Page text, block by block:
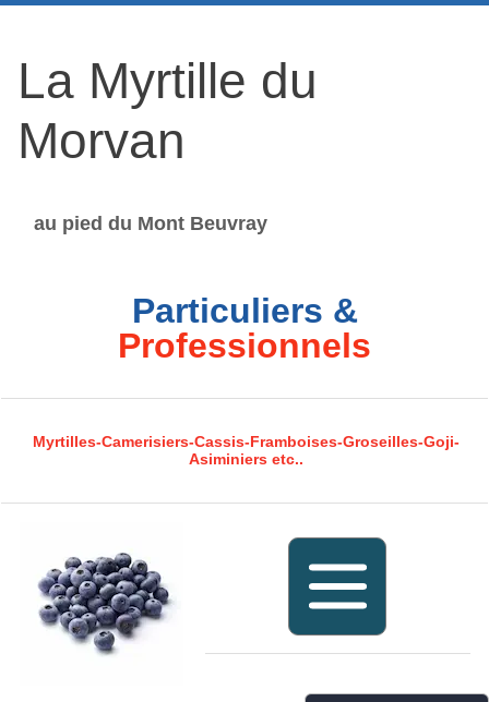
La Myrtille du
Morvan
au pied du Mont Beuvray
Particuliers &
Professionnels
Myrtilles-Camerisiers-Cassis-Framboises-Groseilles-Goji-
Asiminiers etc..